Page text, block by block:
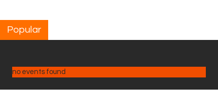
Popular
no events found